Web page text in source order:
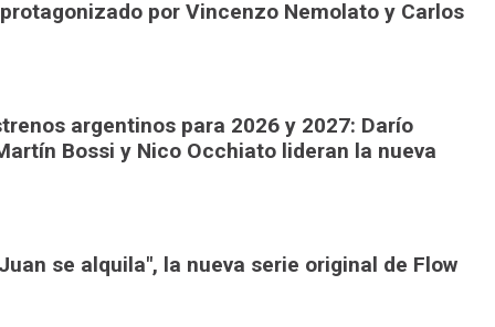
por Vincenzo Nemolato y Carlos
argentinos para 2026 y 2027: Darío
Bossi y Nico Occhiato lideran la nueva
se alquila", la nueva serie original de Flow